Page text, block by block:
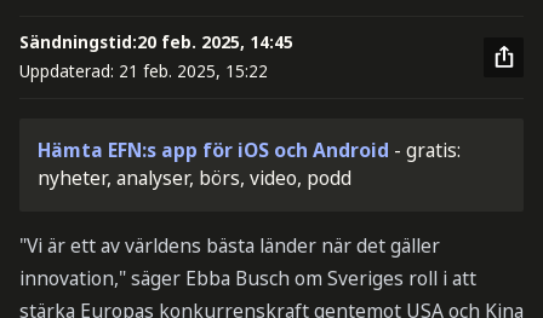
Sändningstid:20 feb. 2025, 14:45
Uppdaterad: 21 feb. 2025, 15:22
Hämta EFN:s app för iOS och Android - gratis:
nyheter, analyser, börs, video, podd
"Vi är ett av världens bästa länder när det gäller
innovation," säger Ebba Busch om Sveriges roll i att
stärka Europas konkurrenskraft gentemot USA och Kina